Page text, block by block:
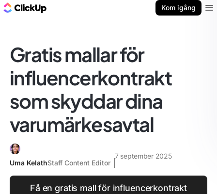
Kom igång
Gratis mallar för
influencerkontrakt
som skyddar dina
varumärkesavtal
Uma KelathStaff Content Editor
7 september 2025
Få en gratis mall för influencerkontrakt